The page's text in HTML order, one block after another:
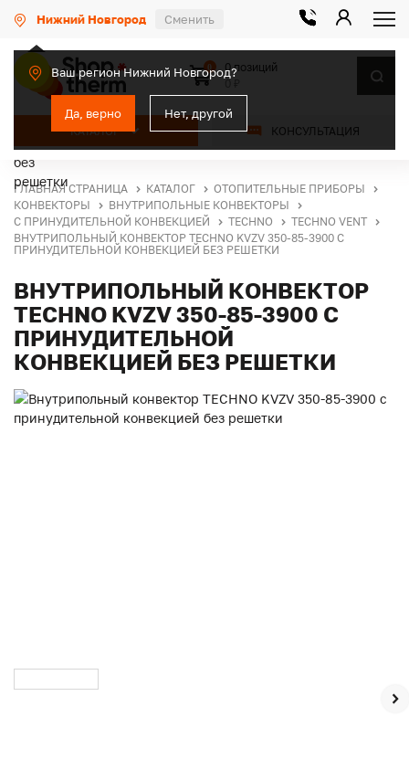
Нижний Новгород Сменить
Ваш регион Нижний Новгород?
Да, верно Нет, другой
КАТАЛОГ КОНСУЛЬТАЦИЯ
0
0 позиций
ГЛАВНАЯ СТРАНИЦА КАТАЛОГ
ОТОПИТЕЛЬНЫЕ ПРИБОРЫ
КОНВЕКТОРЫ
ВНУТРИПОЛЬНЫЕ КОНВЕКТОРЫ
С ПРИНУДИТЕЛЬНОЙ КОНВЕКЦИЕЙ
TECHNO
TECHNO VENT
ВНУТРИПОЛЬНЫЙ КОНВЕКТОР TECHNO KVZV 350-85-3900 С
ПРИНУДИТЕЛЬНОЙ КОНВЕКЦИЕЙ БЕЗ РЕШЕТКИ
ВНУТРИПОЛЬНЫЙ КОНВЕКТОР
TECHNO KVZV 350-85-3900 С
ПРИНУДИТЕЛЬНОЙ
КОНВЕКЦИЕЙ БЕЗ РЕШЕТКИ